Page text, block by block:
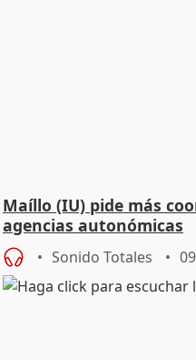
Maíllo (IU) pide más
agencias autonómicas
Sonido Totales